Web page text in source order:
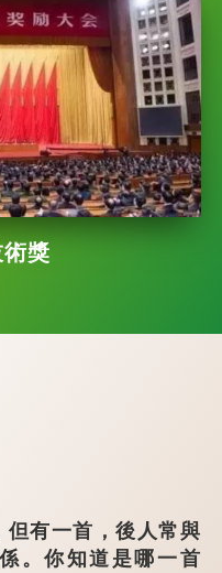
獎
有一首，後人常與
。你知道是哪一首